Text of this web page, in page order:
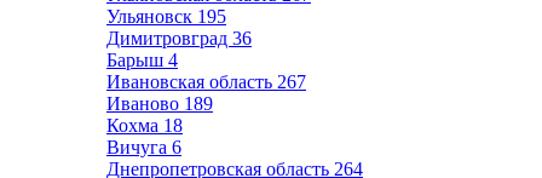
Ульяновск 195
Димитровград 36
Барыш 4
Ивановская область 267
Иваново 189
Кохма 18
Вичуга 6
Днепропетровская область 264